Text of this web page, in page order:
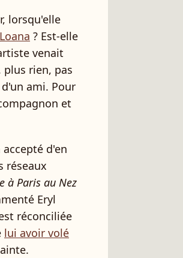
lorsqu'elle
Loana ? Est-elle
venait
rien, pas
ami. Pour
et
d'en
réseaux
à Paris au Nez
Eryl
réconciliée
lui avoir volé